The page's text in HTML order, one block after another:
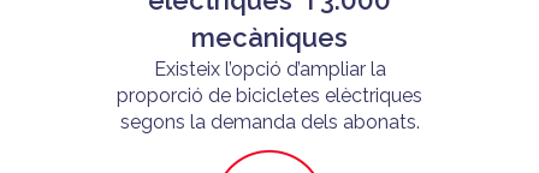
mecàniques
Existeix l’opció d’ampliar la
proporció de bicicletes elèctriques
segons la demanda dels abonats.